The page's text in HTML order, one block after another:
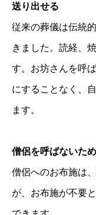
送り出せる
従来の葬儀は伝統
きました。読経、
す。お坊さんを呼
にすることなく、
ます。
僧侶を呼ばないた
僧侶へのお布施は
が、お布施が不要